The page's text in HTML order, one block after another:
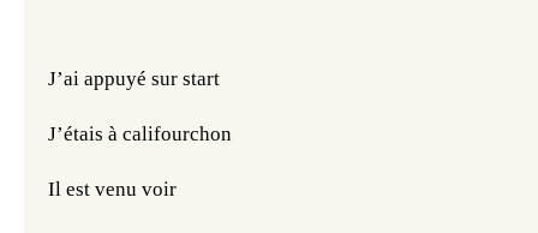
J’ai appuyé sur start
J’étais à califourchon
Il est venu voir